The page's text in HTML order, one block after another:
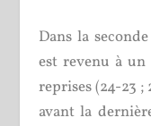
Dans la
est revenu à
reprises (24-23
avant la